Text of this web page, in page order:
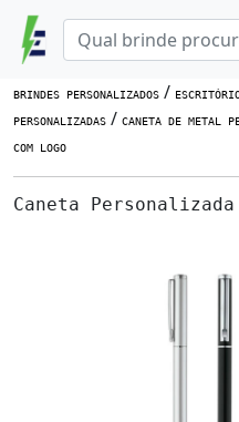
BRINDES PERSONALIZADOS /
PERSONALIZADAS / CANETA DE METAL
COM LOGO
Caneta Personalizada